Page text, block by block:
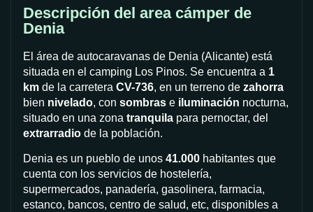
Descripción del area cámper de
Denia
El área de autocaravanas de Denia (Alicante) está
situada en el camping Los Pinos. Se encuentra a 1
km de la carretera CV-736, en un terreno de zahorra
bien nivelado, con sombras e iluminación nocturna,
situado en una zona tranquila para pernoctar, del
extrarradio de la población.
Denia es un pueblo de unos 41.000 habitantes que
cuenta con los servicios de hostelería,
supermercados, panadería, gasolinera, farmacia,
estanco, bancos, centro de salud, etc, disponibles a